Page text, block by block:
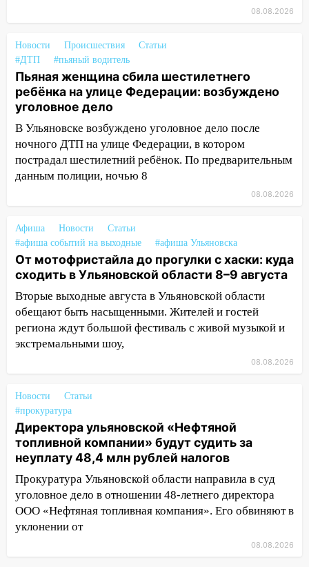
12:01
Пьяная женщина сбила
шестилетнего ребёнка на улице
Федерации: возбуждено уголовное дело
11:16 В Ульяновске ищут 37-летнего
мужчину, пропавшего ещё 19 июля
10:30 От мотофристайла до прогулки с
хаски: куда сходить в Ульяновской
области 8–9 августа
судить за неуплату 48,4 млн рублей
налогов
09:28 Дети на дорогах: пострадали
велосипедисты, мотоциклисты и
пешеходы. Обзор крупных аварий в
Ульяновской области
08:30
Поджог со свечой, 16 сгоревших
домов и выстрел за водку
августа
06:45 Императорский мост в
Ульяновске останется закрытым до
утра 10 августа
05:18 Судьба готовит сюрприз: гороскоп
на 8 августа — кому повезет с
деньгами, а кого ждет неожиданная
встреча
В Ульяновской области объявили
08.08.2026
Новости Происшествия
Статьи
#ДТП
#пьяный водитель
Пьяная женщина сбила шестилетнего
ребёнка на улице Федерации: возбуждено
уголовное дело
В Ульяновске возбуждено уголовное дело после
ночного ДТП на улице Федерации, в котором
пострадал шестилетний ребёнок. По предварительным
данным полиции, ночью 8
08.08.2026
Афиша Новости
Статьи
#афиша событий на выходные
#афиша Ульяновска
От мотофристайла до прогулки с хаски: куда
сходить в Ульяновской области 8–9 августа
Вторые выходные августа в Ульяновской области
обещают быть насыщенными. Жителей и гостей
региона ждут большой фестиваль с живой музыкой и
экстремальными шоу,
08.08.2026
Новости
Статьи
#прокуратура
Директора ульяновской «Нефтяной
топливной компании» будут судить за
неуплату 48,4 млн рублей налогов
Прокуратура Ульяновской области направила в суд
уголовное дело в отношении 48-летнего директора
ООО «Нефтяная топливная компания». Его обвиняют в
уклонении от
08.08.2026